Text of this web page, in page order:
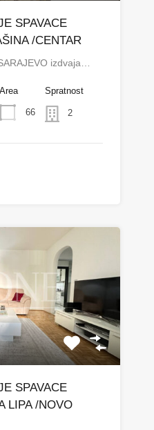
SPAVACE
/CENTAR
izdvaja…
Area
66
Spratnost
2
SPAVACE
LIPA /NOVO